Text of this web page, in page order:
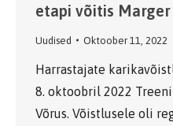
etapi võitis
Uudised Oktoober 11, 2022
Harrastajate
8. oktoobril 2022
Võrus. Võistlusele oli